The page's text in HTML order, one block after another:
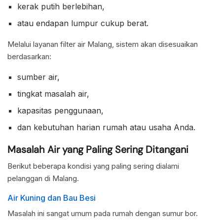
kerak putih berlebihan,
atau endapan lumpur cukup berat.
Melalui layanan filter air Malang, sistem akan disesuaikan
berdasarkan:
sumber air,
tingkat masalah air,
kapasitas penggunaan,
dan kebutuhan harian rumah atau usaha Anda.
Masalah Air yang Paling Sering Ditangani
Berikut beberapa kondisi yang paling sering dialami
pelanggan di Malang.
Air Kuning dan Bau Besi
Masalah ini sangat umum pada rumah dengan sumur bor.